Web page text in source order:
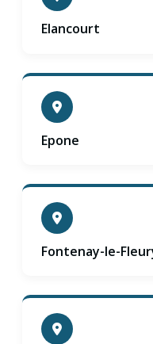
Elancourt
Epone
Fontenay-le-